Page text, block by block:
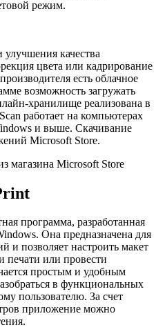
режим.
качества
цвета или кадрирование
есть облачное
возможность загружать
хранилище реализована в
работает на компьютерах
и выше. Скачивание
Microsoft Store.
магазина Microsoft Store
программа, разработанная
Она предназначена для
и позволяет настроить макет
печати или провести
простым и удобным
в функциональных
пользователю. За счет
приложение можно